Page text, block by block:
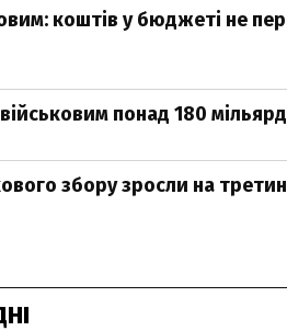
коштів у бюджеті не
понад 180
збору зросли на